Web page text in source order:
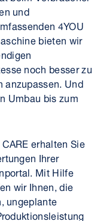
und
4YOU
bieten wir
noch besser zu
anzupassen. Und
Umbau bis zum
erhalten Sie
Ihrer
Mit Hilfe
wir Ihnen, die
ungeplante